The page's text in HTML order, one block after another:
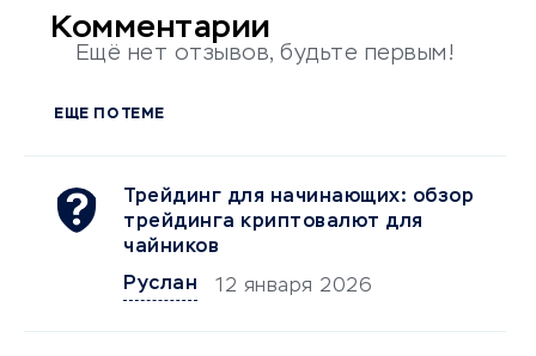
Комментарии
Ещё нет отзывов, будьте первым!
ЕЩЕ ПО ТЕМЕ
Трейдинг для начинающих: обзор
трейдинга криптовалют для
чайников
Руслан
12 января 2026